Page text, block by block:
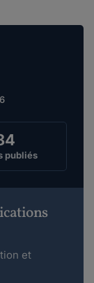
publiés
et